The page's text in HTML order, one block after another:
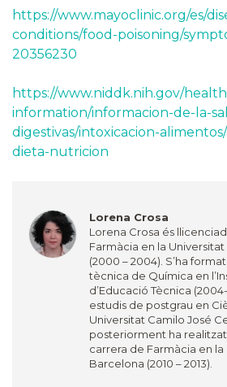
https://www.mayoclinic.org/es/
conditions/food-poisoning/
20356230
https://www.niddk.nih.gov/
information/informacion-de-la-
digestivas/intoxicacion-
dieta-nutricion
Lorena Crosa
Lorena Crosa és
Farmàcia en la
(2000 – 2004). S’ha
tècnica de Química en
d’Educació Tècnica
estudis de postgrau en
Universitat Camilo José
posteriorment ha
carrera de Farmàcia en
Barcelona (2010 – 2013).